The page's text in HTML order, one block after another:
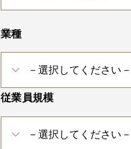
業種
従業員規模